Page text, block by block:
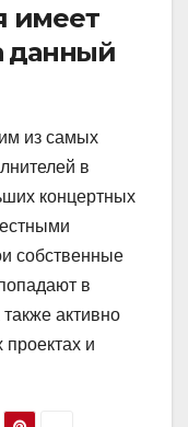
имеет
данный
из самых
в
концертных
собственные
в
активно
проектах и